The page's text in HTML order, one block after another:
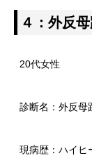
４：外反
20代女性
診断名：外反母
現病歴：ハイヒ